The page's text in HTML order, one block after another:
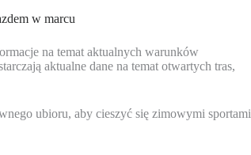
w marcu
na temat aktualnych warunków
aktualne dane na temat otwartych tras,
ubioru, aby cieszyć się zimowymi sportami